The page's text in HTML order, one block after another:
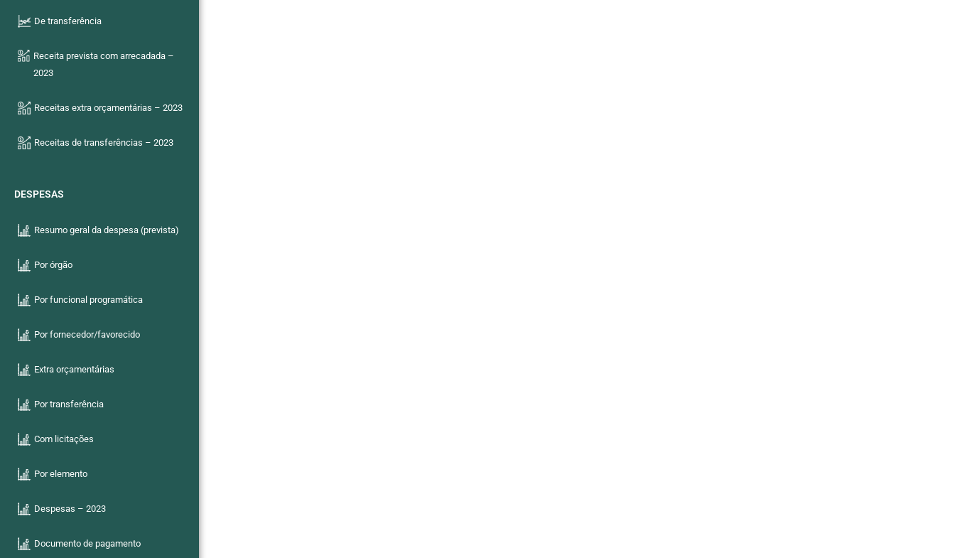
De transferência
Receita prevista com arrecadada –
2023
Receitas extra orçamentárias – 2023
Receitas de transferências – 2023
DESPESAS
Resumo geral da despesa (prevista)
Por órgão
Por funcional programática
Por fornecedor/favorecido
Extra orçamentárias
Por transferência
Com licitações
Por elemento
Despesas – 2023
Documento de pagamento